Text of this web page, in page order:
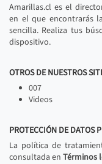
Amarillas.cl es el
en el que encontrarás
sencilla. Realiza tus
dispositivo.
OTROS DE NUESTROS
007
Videos
PROTECCIÓN DE DATOS
La política de
consultada en Términos